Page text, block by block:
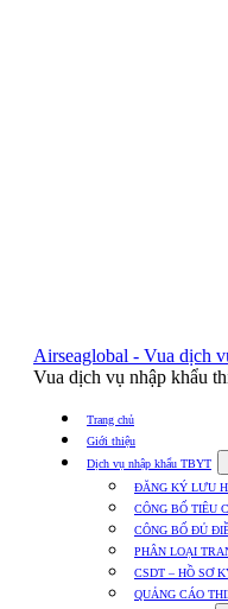
Airseaglobal - Vua dịch
Vua dịch vụ nhập khẩu
Trang chủ
Giới thiệu
Dịch vụ nhập khẩu TBYT
ĐĂNG KÝ LƯU
CÔNG BỐ TIÊU
CÔNG BỐ ĐỦ
PHÂN LOẠI
CSDT – HỒ SƠ
QUẢNG CÁO